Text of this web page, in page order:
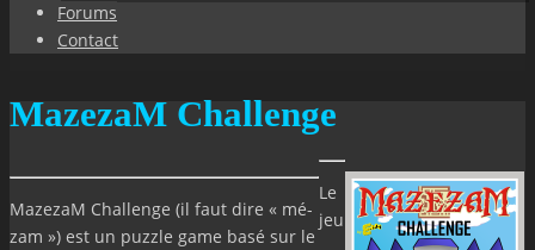
Forums
Contact
MazezaM Challenge
MazezaM Challenge (il faut dire « mé-
zam ») est un puzzle game basé sur le
Le
jeu